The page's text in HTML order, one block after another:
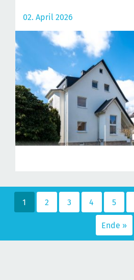
02. April 2026
1 2 3 4 5
Ende »